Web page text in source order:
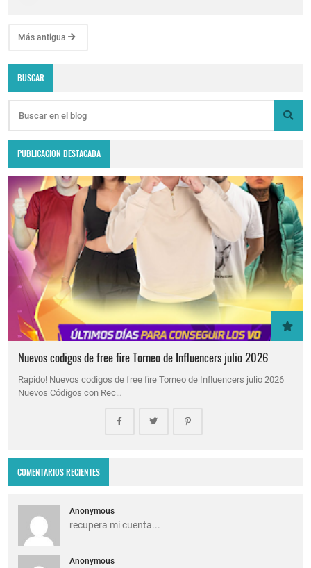
Más antigua
BUSCAR
PUBLICACION DESTACADA
Nuevos codigos de free fire Torneo de Influencers julio 2026
Rapido! Nuevos codigos de free fire Torneo de Influencers julio 2026
Nuevos Códigos con Rec…
COMENTARIOS RECIENTES
Anonymous
recupera mi cuenta...
Anonymous